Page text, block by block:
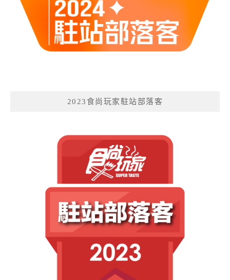
2023食尚玩家駐站部落客